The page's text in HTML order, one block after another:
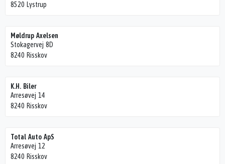
8520 Lystrup
Møldrup Axelsen
Stokagervej 8D
8240 Risskov
K.H. Biler
Arresøvej 14
8240 Risskov
Total Auto ApS
Arresøvej 12
8240 Risskov